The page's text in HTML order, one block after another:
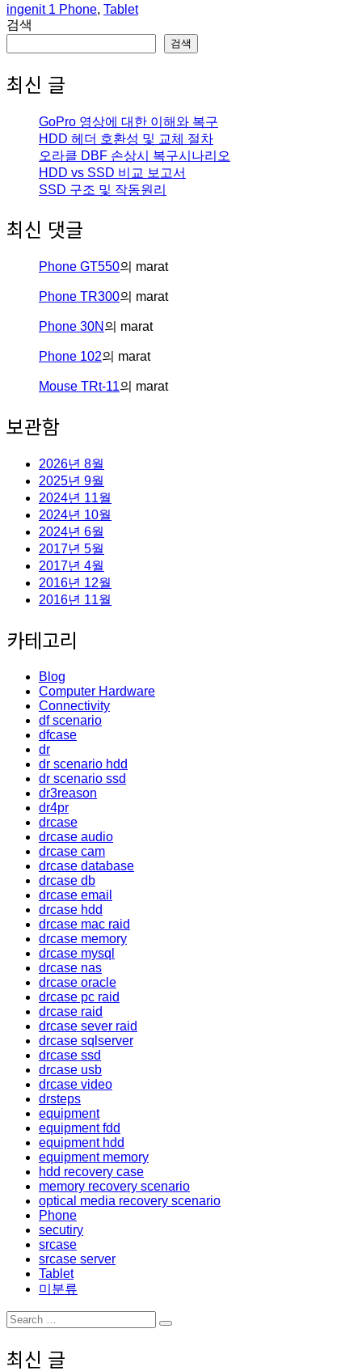
An
article
by
ingenit 1 comments
Posted
Phone, Tablet
검색
검색
최신 글
GoPro 영상에 대한 이해와 복구
HDD 헤더 호환성 및 교체 절차
오라클 DBF 손상시 복구시나리오
HDD vs SSD 비교 보고서
SSD 구조 및 작동원리
최신 댓글
Phone GT550의 marat
Phone TR300의 marat
Phone 30N 의 marat
Phone 102의 marat
Mouse TRt-11의 marat
보관함
2026년 8월
2025년 9월
2024년 11월
2024년 10월
2024년 6월
2017년 5월
2017년 4월
2016년 12월
2016년 11월
카테고리
Blog
Computer Hardware
Connectivity
df scenario
dfcase
dr
dr scenario hdd
dr scenario ssd
dr3reason
dr4pr
drcase
drcase audio
drcase cam
drcase database
drcase db
drcase email
drcase hdd
drcase mac raid
drcase memory
drcase mysql
drcase nas
drcase oracle
drcase pc raid
drcase raid
drcase sever raid
drcase sqlserver
drcase ssd
drcase usb
drcase video
drsteps
equipment
equipment fdd
equipment hdd
equipment memory
hdd recovery case
memory recovery scenario
optical media recovery scenario
Phone
secutiry
srcase
srcase server
Tablet
미분류
Search
for:
Search
최신 글